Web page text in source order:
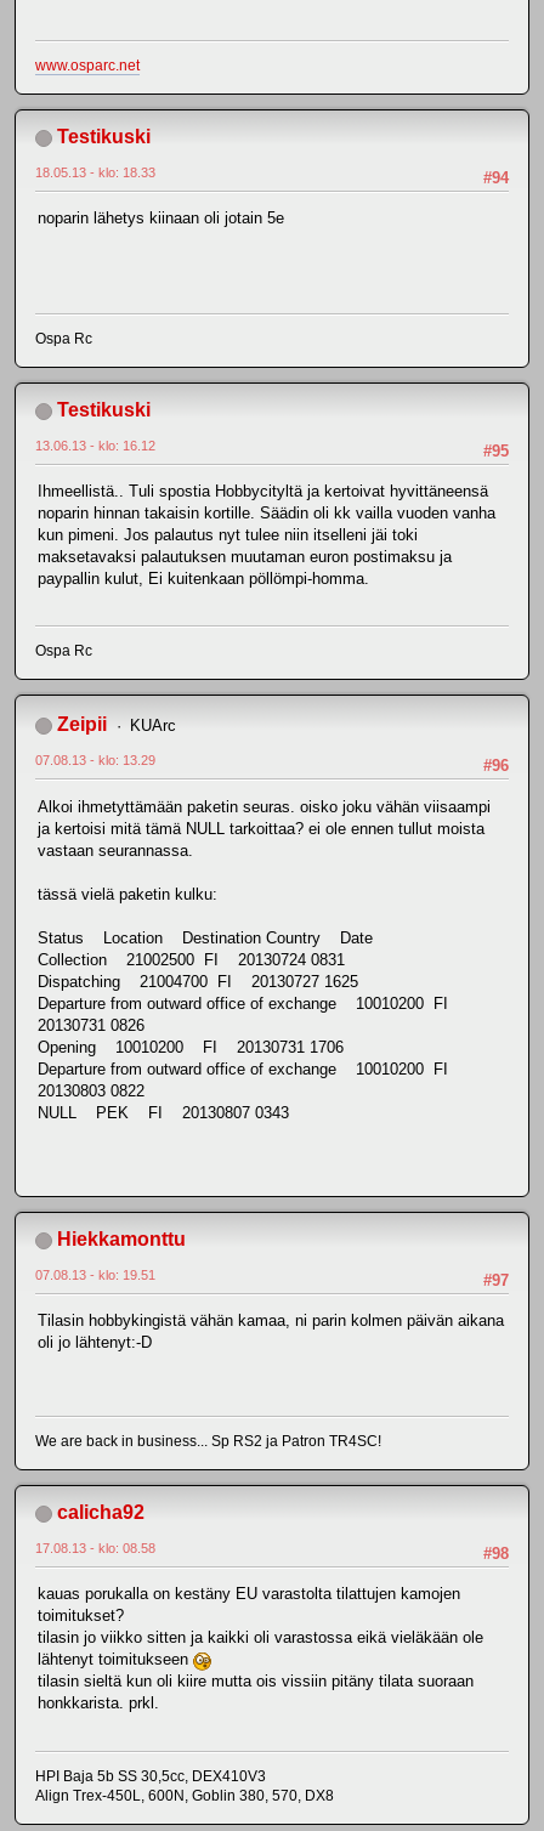
www.osparc.net
Testikuski
#94
18.05.13 - klo: 18.33
noparin lähetys kiinaan oli jotain 5e
Ospa Rc
Testikuski
#95
13.06.13 - klo: 16.12
Ihmeellistä.. Tuli spostia Hobbycityltä ja kertoivat hyvittäneensä
noparin hinnan takaisin kortille. Säädin oli kk vailla vuoden vanha
kun pimeni. Jos palautus nyt tulee niin itselleni jäi toki
maksetavaksi palautuksen muutaman euron postimaksu ja
paypallin kulut, Ei kuitenkaan pöllömpi-homma.
Ospa Rc
Zeipii KUArc
#96
07.08.13 - klo: 13.29
Alkoi ihmetyttämään paketin seuras. oisko joku vähän viisaampi
ja kertoisi mitä tämä NULL tarkoittaa? ei ole ennen tullut moista
vastaan seurannassa.
tässä vielä paketin kulku:
Status Location Destination Country Date
Collection 21002500 FI 20130724 0831
Dispatching 21004700 FI 20130727 1625
Departure from outward office of exchange 10010200 FI
20130731 0826
Opening 10010200 FI 20130731 1706
Departure from outward office of exchange 10010200 FI
20130803 0822
NULL PEK FI 20130807 0343
Hiekkamonttu
#97
07.08.13 - klo: 19.51
Tilasin hobbykingistä vähän kamaa, ni parin kolmen päivän aikana
oli jo lähtenyt:-D
We are back in business... Sp RS2 ja Patron TR4SC!
calicha92
#98
17.08.13 - klo: 08.58
kauas porukalla on kestäny EU varastolta tilattujen kamojen
toimitukset?
tilasin jo viikko sitten ja kaikki oli varastossa eikä vieläkään ole
lähtenyt toimitukseen
tilasin sieltä kun oli kiire mutta ois vissiin pitäny tilata suoraan
honkkarista. prkl.
HPI Baja 5b SS 30,5cc, DEX410V3
Align Trex-450L, 600N, Goblin 380, 570, DX8